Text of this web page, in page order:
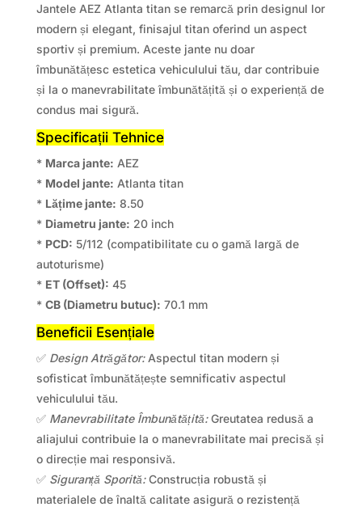
Jantele AEZ Atlanta titan se remarcă prin designul lor
modern și elegant, finisajul titan oferind un aspect
sportiv și premium. Aceste jante nu doar
îmbunătățesc estetica vehiculului tău, dar contribuie
și la o manevrabilitate îmbunătățită și o experiență de
condus mai sigură.
Specificații Tehnice
* Marca jante: AEZ
* Model jante: Atlanta titan
* Lățime jante: 8.50
* Diametru jante: 20 inch
* PCD: 5/112 (compatibilitate cu o gamă largă de
autoturisme)
* ET (Offset): 45
* CB (Diametru butuc): 70.1 mm
Beneficii Esențiale
✅ Design Atrăgător:Aspectul titan modern și
sofisticat îmbunătățește semnificativ aspectul
vehiculului tău.
✅ Manevrabilitate Îmbunătățită:Greutatea redusă a
aliajului contribuie la o manevrabilitate mai precisă și
o direcție mai responsivă.
✅ Siguranță Sporită:Construcția robustă și
materialele de înaltă calitate asigură o rezistență